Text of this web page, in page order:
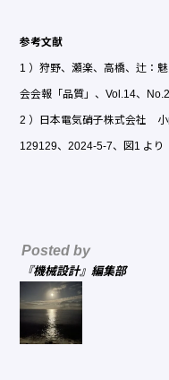
参考文献
1 ）狩野、瀬楽、高橋、辻：
会会報「品質」、Vol.14、
2 ）日本電気硝子株式会社
129129、2024-5-7、図1 より
Posted by
『機械設計』編集部